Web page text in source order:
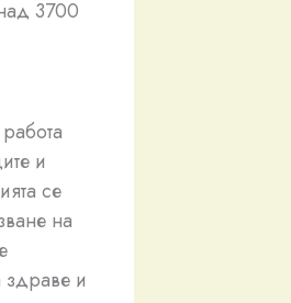
3700
и
се
на
здраве и